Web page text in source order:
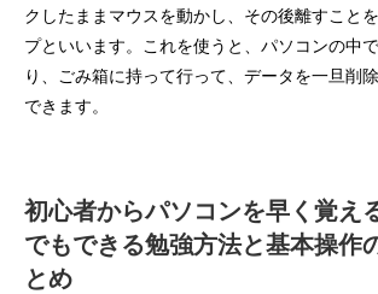
クしたままマウスを動かし、その後離すこと
プといいます。これを使うと、パソコンの中
り、ごみ箱に持って行って、データを一旦削
できます。
初心者からパソコンを早く覚え
でもできる勉強方法と基本操作
とめ